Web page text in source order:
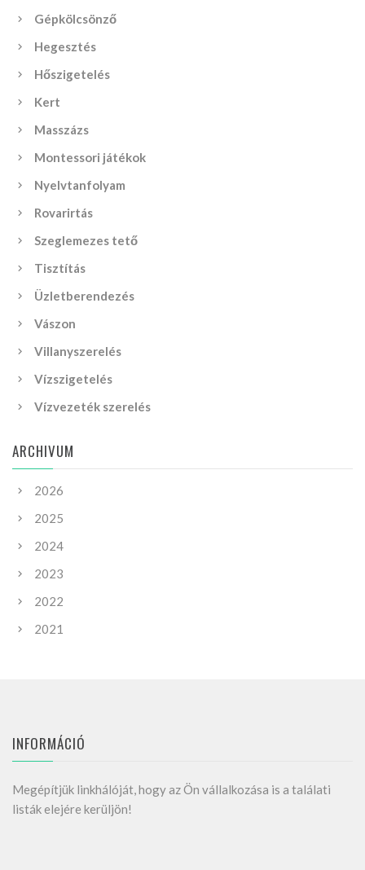
Gépkölcsönző
Hegesztés
Hőszigetelés
Kert
Masszázs
Montessori játékok
Nyelvtanfolyam
Rovarirtás
Szeglemezes tető
Tisztítás
Üzletberendezés
Vászon
Villanyszerelés
Vízszigetelés
Vízvezeték szerelés
ARCHIVUM
2026
2025
2024
2023
2022
2021
INFORMÁCIÓ
Megépítjük linkhálóját, hogy az Ön vállalkozása is a találati
listák elejére kerüljön!